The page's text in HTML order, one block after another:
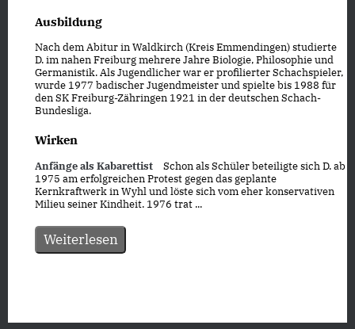
Ausbildung
Nach dem Abitur in Waldkirch (Kreis Emmendingen) studierte
D. im nahen Freiburg mehrere Jahre Biologie, Philosophie und
Germanistik. Als Jugendlicher war er profilierter Schachspieler,
wurde 1977 badischer Jugendmeister und spielte bis 1988 für
den SK Freiburg-Zähringen 1921 in der deutschen Schach-
Bundesliga.
Wirken
Anfänge als Kabarettist
Schon als Schüler beteiligte sich D. ab
1975 am erfolgreichen Protest gegen das geplante
Kernkraftwerk in Wyhl und löste sich vom eher konservativen
Milieu seiner Kindheit. 1976 trat ...
Weiterlesen